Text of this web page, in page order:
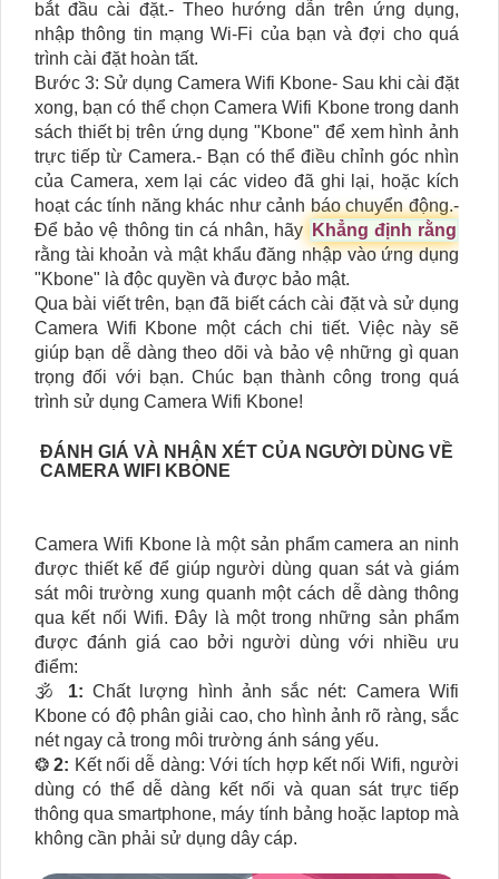
bắt đầu cài đặt.- Theo hướng dẫn trên ứng dụng,
nhập thông tin mạng Wi-Fi của bạn và đợi cho quá
trình cài đặt hoàn tất.
Bước 3: Sử dụng Camera Wifi Kbone- Sau khi cài đặt
xong, bạn có thể chọn Camera Wifi Kbone trong danh
sách thiết bị trên ứng dụng "Kbone" để xem hình ảnh
trực tiếp từ Camera.- Bạn có thể điều chỉnh góc nhìn
của Camera, xem lại các video đã ghi lại, hoặc kích
hoạt các tính năng khác như cảnh báo chuyển động.-
Để bảo vệ thông tin cá nhân, hãy
Khẳng định rằng
rằng tài khoản và mật khẩu đăng nhập vào ứng dụng
"Kbone" là độc quyền và được bảo mật.
Qua bài viết trên, bạn đã biết cách cài đặt và sử dụng
Camera Wifi Kbone một cách chi tiết. Việc này sẽ
giúp bạn dễ dàng theo dõi và bảo vệ những gì quan
trọng đối với bạn. Chúc bạn thành công trong quá
trình sử dụng Camera Wifi Kbone!
ĐÁNH GIÁ VÀ NHẬN XÉT CỦA NGƯỜI DÙNG VỀ
CAMERA WIFI KBONE
Camera Wifi Kbone là một sản phẩm camera an ninh
được thiết kế để giúp người dùng quan sát và giám
sát môi trường xung quanh một cách dễ dàng thông
qua kết nối Wifi. Đây là một trong những sản phẩm
được đánh giá cao bởi người dùng với nhiều ưu
điểm:
🕉️ 1: Chất lượng hình ảnh sắc nét: Camera Wifi
Kbone có độ phân giải cao, cho hình ảnh rõ ràng, sắc
nét ngay cả trong môi trường ánh sáng yếu.
❂2: Kết nối dễ dàng: Với tích hợp kết nối Wifi, người
dùng có thể dễ dàng kết nối và quan sát trực tiếp
thông qua smartphone, máy tính bảng hoặc laptop mà
không cần phải sử dụng dây cáp.